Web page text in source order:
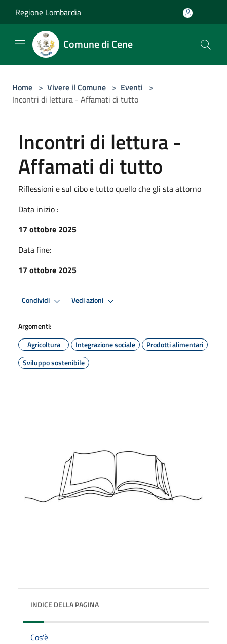
Regione Lombardia
Comune di Cene
Home > Vivere il Comune > Eventi >
Incontri di lettura - Affamati di tutto
Incontri di lettura -
Affamati di tutto
Riflessioni e sul cibo e tutto quello che gli sta attorno
Data inizio :
17 ottobre 2025
Data fine:
17 ottobre 2025
Condividi Vedi azioni
Argomenti:
Agricoltura
Integrazione sociale
Prodotti alimentari
Sviluppo sostenibile
INDICE DELLA PAGINA
Cos'è